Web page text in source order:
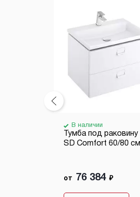
В наличии
Тумба под раковину
SD Comfort 60/80 см
от 76 384 ₽